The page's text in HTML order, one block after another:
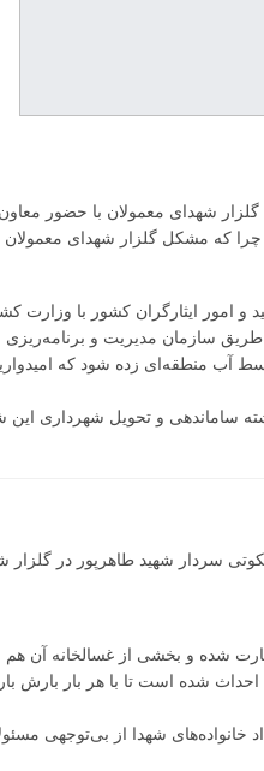
شهدای معمولان با حضور
که مشکل گلزار شهدای معمولان
و امور ایثارگران کشور با وزارت
طریق سازمان مدیریت و
معمولان توسط آب منطقه‌ای زده شود که
ساماندهی و تحویل شهرداری
سردار شهید طاهرپور در گلزار
در پنج کیلومتری جنوب این شهر قرار دارد به دلیل همجواری با رودخانه کشکان در سیلاب سال ۹۸
شهدا از بی‌توجهی